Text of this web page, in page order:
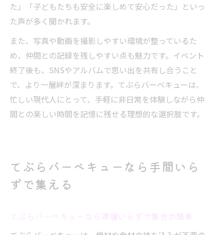
た」「子どもたちも安全に楽しめて安心だった」といっ
た声が多く聞かれます。
また、写真や動画を撮影しやすい環境が整っているた
め、仲間との記録を残しやすい点も魅力です。イベント
終了後も、SNSやアルバムで思い出を共有し合うこと
で、より一層絆が深まります。てぶらバーベキューは、
忙しい現代人にとって、手軽に非日常を体験しながら仲
間との楽しい時間を記憶に残せる理想的な選択肢です。
てぶらバーベキューなら手間いら
ずで集える